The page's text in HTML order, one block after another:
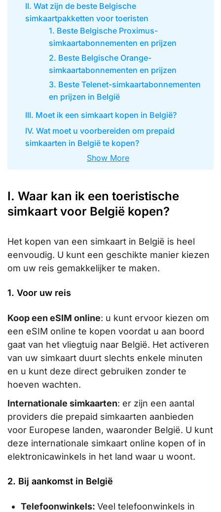
II. Wat zijn de beste Belgische
simkaartpakketten voor toeristen
1. Beste Belgische Proximus-
simkaartabonnementen en prijzen
2. Beste Belgische Orange-
simkaartabonnementen en prijzen
3. Beste Telenet-simkaartabonnementen
en prijzen in België
III. Moet ik een simkaart kopen in België?
IV. Wat moet u voorbereiden om prepaid
simkaarten in België te kopen?
Show More
I. Waar kan ik een toeristische
simkaart voor België kopen?
Het kopen van een simkaart in België is heel
eenvoudig. U kunt een geschikte manier kiezen
om uw reis gemakkelijker te maken.
1. Voor uw reis
Koop een eSIM online: u kunt ervoor kiezen om
een eSIM online te kopen voordat u aan boord
gaat van het vliegtuig naar België. Het activeren
van uw simkaart duurt slechts enkele minuten
en u kunt deze direct gebruiken zonder te
hoeven wachten.
Internationale simkaarten: er zijn een aantal
providers die prepaid simkaarten aanbieden
voor Europese landen, waaronder België. U kunt
deze internationale simkaart online kopen of in
elektronicawinkels in het land waar u woont.
2. Bij aankomst in België
Telefoonwinkels: Veel telefoonwinkels in